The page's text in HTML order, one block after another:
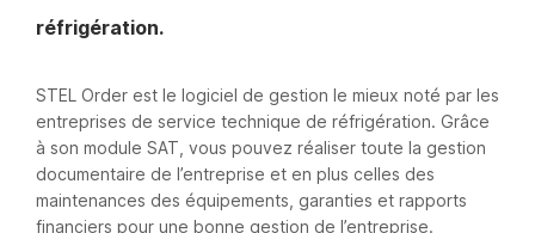
réfrigération.
STEL Order est le logiciel de gestion le mieux noté par les
entreprises de service technique de réfrigération. Grâce
à son module SAT, vous pouvez réaliser toute la gestion
documentaire de l’entreprise et en plus celles des
maintenances des équipements, garanties et rapports
financiers pour une bonne gestion de l’entreprise.